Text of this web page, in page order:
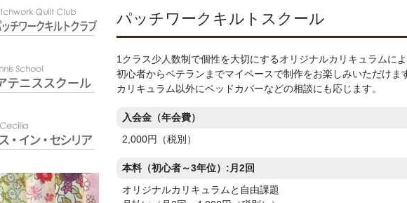
パッチワークキルトスクール
1クラス少人数制で個性を大切にするオリジナルカリキュラムに
初心者からベテランまでマイペースで制作をお楽しみいただけま
カリキュラム以外にベッドカバーなどの相談にも応じます。
入会金（年会費）
2,000円（税別）
本料（初心者～3年位）:月2回
オリジナルカリキュラムと自由課題